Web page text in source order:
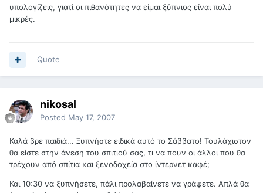
υπολογίζεις, γιατί οι πιθανότητες να είμαι ξύπνιος είναι πολύ
μικρές.
Quote
nikosal
Posted May 17, 2007
Καλά βρε παιδιά... Ξυπνήστε ειδικά αυτό το Σάββατο! Τουλάχιστον
θα είστε στην άνεση του σπιτιού σας, τι να πουν οι άλλοι που θα
τρέχουν από σπίτια και ξενοδοχεία στο ίντερνετ καφέ;
Και 10:30 να ξυπνήσετε, πάλι προλαβαίνετε να γράψετε. Απλά θα